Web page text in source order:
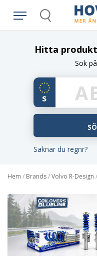
Search
Hitta
Sök
Saknar du regnr?
Hem / Brands/Volvo R-Design /